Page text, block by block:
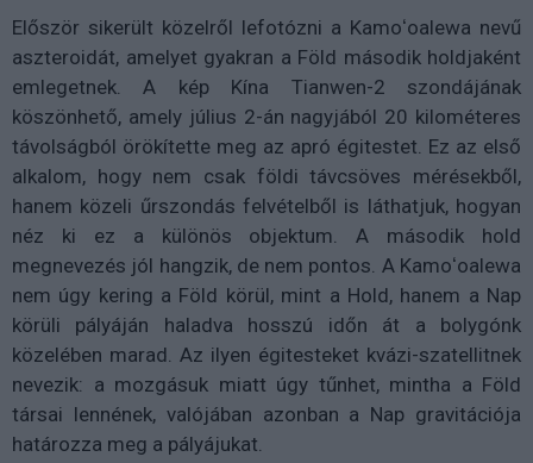
Először sikerült közelről lefotózni a Kamoʻoalewa nevű
aszteroidát, amelyet gyakran a Föld második holdjaként
emlegetnek. A kép Kína Tianwen-2 szondájának
köszönhető, amely július 2-án nagyjából 20 kilométeres
távolságból örökítette meg az apró égitestet. Ez az első
alkalom, hogy nem csak földi távcsöves mérésekből,
hanem közeli űrszondás felvételből is láthatjuk, hogyan
néz ki ez a különös objektum. A második hold
megnevezés jól hangzik, de nem pontos. A Kamoʻoalewa
nem úgy kering a Föld körül, mint a Hold, hanem a Nap
körüli pályáján haladva hosszú időn át a bolygónk
közelében marad. Az ilyen égitesteket kvázi-szatellitnek
nevezik: a mozgásuk miatt úgy tűnhet, mintha a Föld
társai lennének, valójában azonban a Nap gravitációja
határozza meg a pályájukat.